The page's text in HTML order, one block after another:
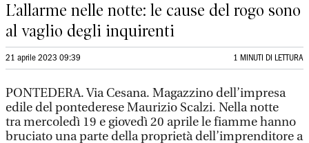
L’allarme nelle notte: le cause del rogo sono
al vaglio degli inquirenti
21 aprile 2023 09:39 1 MINUTI DI LETTURA
PONTEDERA. Via Cesana. Magazzino dell’impresa
edile del pontederese Maurizio Scalzi. Nella notte
tra mercoledì 19 e giovedì 20 aprile le fiamme hanno
bruciato una parte della proprietà dell’imprenditore a